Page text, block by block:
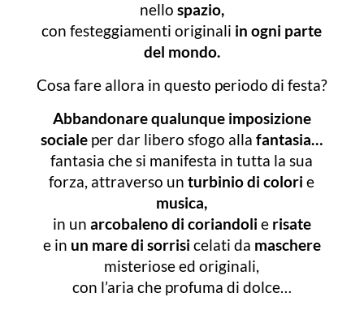
nello spazio,
con festeggiamenti originali in ogni parte
del mondo.
Cosa fare allora in questo periodo di festa?
Abbandonare qualunque imposizione
sociale per dar libero sfogo alla fantasia…
fantasia che si manifesta in tutta la sua
forza, attraverso unturbinio di colori e
musica,
in un arcobaleno di coriandoli e risate
e in un mare di sorrisi celati da maschere
misteriose ed originali,
con l’aria che profuma di dolce…